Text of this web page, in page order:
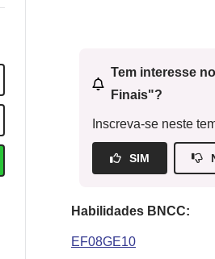
Tem interesse
Finais"?
Inscreva-se neste
SIM
Habilidades BNCC:
EF08GE10